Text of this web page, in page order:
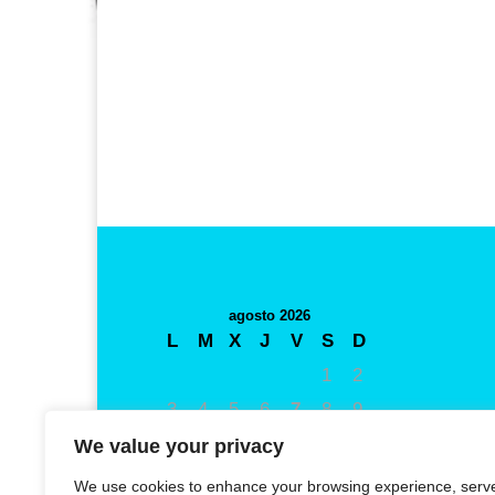
We value your privacy
We use cookies to enhance your browsing experience,
agosto 2026
L M X J V S
D
1
2
3
4 5 6 7 8
9
10 11 12 13
17
21